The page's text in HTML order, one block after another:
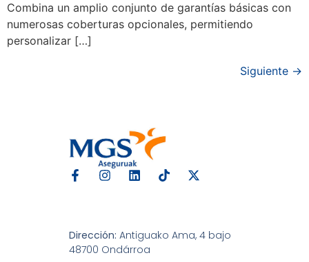
Combina un amplio conjunto de garantías básicas con
numerosas coberturas opcionales, permitiendo
personalizar […]
Siguiente →
Dirección: Antiguako Ama, 4 bajo
48700 Ondárroa